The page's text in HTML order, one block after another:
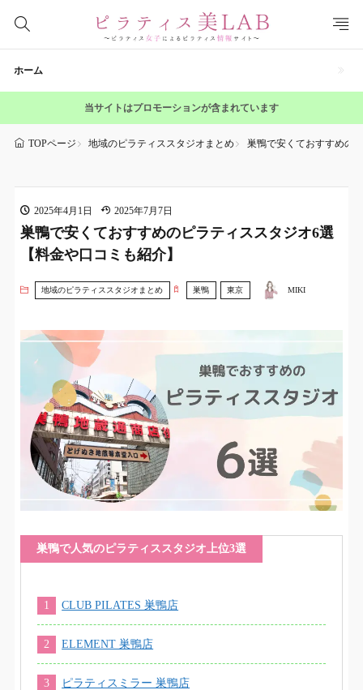
ホーム
当サイトはプロモーションが含まれています
TOPページ 地域のピラティススタジオまとめ 巣鴨で安くておすすめの
2025年4月1日 2025年7月7日
巣鴨で安くておすすめのピラティススタジオ6選
【料金や口コミも紹介】
地域のピラティススタジオまとめ 巣鴨 東京 MIKI
巣鴨で人気のピラティススタジオ上位3選
CLUB PILATES 巣鴨店
ELEMENT 巣鴨店
ピラティスミラー 巣鴨店